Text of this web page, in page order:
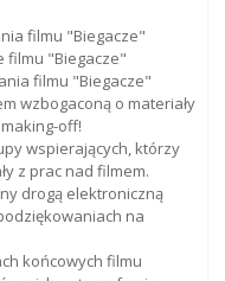
filmu "Biegacze"
filmu "Biegacze"
filmu "Biegacze"
wzbogaconą o materiały
off!
wspierających, którzy
z prac nad filmem.
drogą elektroniczną
na
końcowych filmu